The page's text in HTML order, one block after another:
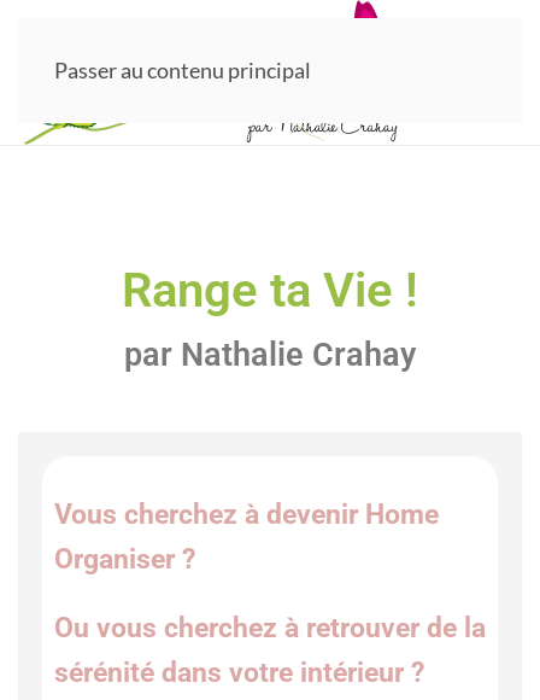
Passer au contenu principal
Range ta Vie !
par Nathalie Crahay
Vous cherchez à devenir Home
Organiser ?
Ou vous cherchez à retrouver de la
sérénité dans votre intérieur ?